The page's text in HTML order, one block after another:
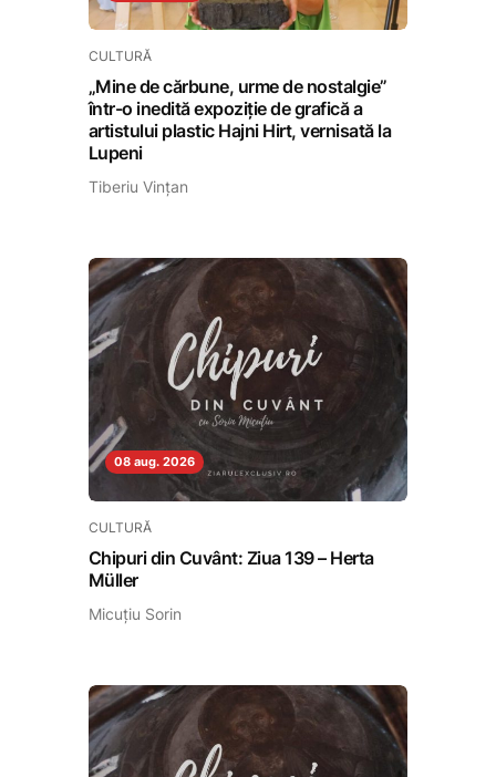
CULTURĂ
„Mine de cărbune, urme de nostalgie”
într-o inedită expoziție de grafică a
artistului plastic Hajni Hirt, vernisată la
Lupeni
Tiberiu Vințan
08 aug. 2026
CULTURĂ
Chipuri din Cuvânt: Ziua 139 – Herta
Müller
Micuțiu Sorin